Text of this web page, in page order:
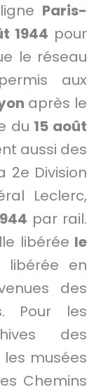
Paris-
1944 pour
le réseau
aux
après le
du 15 août
aussi des
2e Division
Leclerc,
par rail.
libérée le
libérée en
des
Pour les
des
musées
Chemins